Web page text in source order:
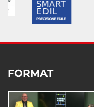
FORMAT